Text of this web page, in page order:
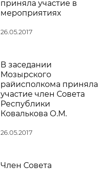
приняла участие в
мероприятиях
26.05.2017
В заседании
Мозырского
райисполкома приняла
участие член Совета
Республики
Ковалькова О.М.
26.05.2017
Член Совета